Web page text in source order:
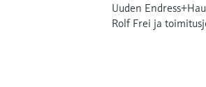
Uuden
Rolf Frei ja